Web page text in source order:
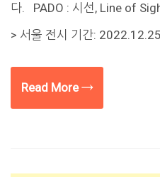
다. PADO : 시선, Line of
> 서울 전시 기간:
Read More →